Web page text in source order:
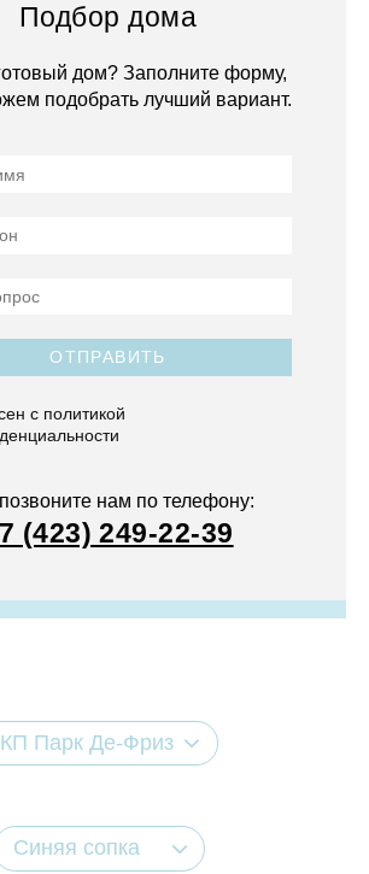
Подбор дома
дом? Заполните форму,
подобрать лучший вариант.
ОТПРАВИТЬ
с политикой
нам по телефону:
(423) 249-22-39
КП Парк Де-Фриз
Синяя сопка